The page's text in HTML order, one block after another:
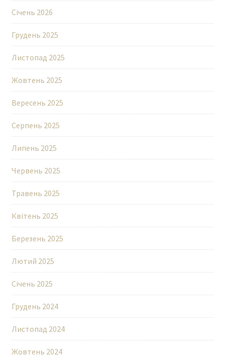
Січень 2026
Грудень 2025
Листопад 2025
Жовтень 2025
Вересень 2025
Серпень 2025
Липень 2025
Червень 2025
Травень 2025
Квітень 2025
Березень 2025
Лютий 2025
Січень 2025
Грудень 2024
Листопад 2024
Жовтень 2024